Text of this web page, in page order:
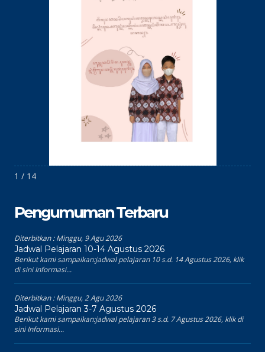
1 / 14
Pengumuman Terbaru
Diterbitkan :Minggu, 9 Agu 2026
Jadwal Pelajaran 10-14 Agustus 2026
Berikut kami sampaikan:jadwal pelajaran 10 s.d. 14 Agustus 2026, klik
di sini Informasi...
Diterbitkan :Minggu, 2 Agu 2026
Jadwal Pelajaran 3-7 Agustus 2026
Berikut kami sampaikan:jadwal pelajaran 3 s.d. 7 Agustus 2026, klik di
sini Informasi...